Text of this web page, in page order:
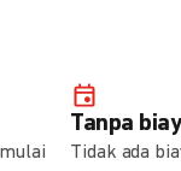
Tanpa
Tidak ada